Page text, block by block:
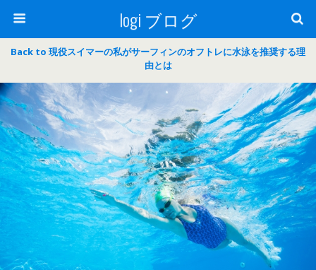
logi ブログ
Back to 現役スイマーの私がサーフィンのオフトレに水泳を推奨する理
由とは